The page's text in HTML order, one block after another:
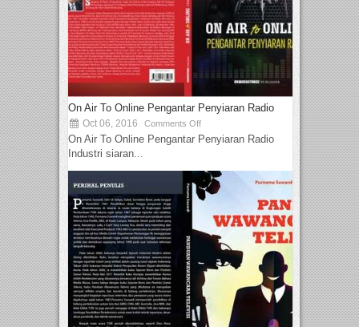
On Air To Online Pengantar Penyiaran Radio
Oct 06, 2016 Comments Off
On Air To Online Pengantar Penyiaran Radio
Industri siaran...